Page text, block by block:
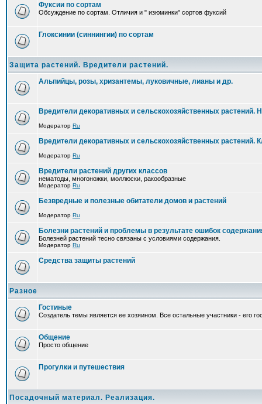
Фуксии по сортам
Обсуждение по сортам. Отличия и " изюминки" сортов фуксий
Глоксинии (синнингии) по сортам
Защита растений. Вредители растений.
Альпийцы, розы, хризантемы, луковичные, лианы и др.
Вредители декоративных и сельскохозяйственных растений.
Модератор Ru
Вредители декоративных и сельскохозяйственных растений.
Модератор Ru
Вредители растений других классов
нематоды, многоножки, моллюски, ракообразные
Модератор Ru
Безвредные и полезные обитатели домов и растений
Модератор Ru
Болезни растений и проблемы в результате ошибок
Болезней растений тесно связаны с условиями содержания.
Модератор Ru
Средства защиты растений
Разное
Гостиные
Создатель темы является ее хозяином. Все остальные участники - его
Общение
Просто общение
Прогулки и путешествия
Посадочный материал. Реализация.